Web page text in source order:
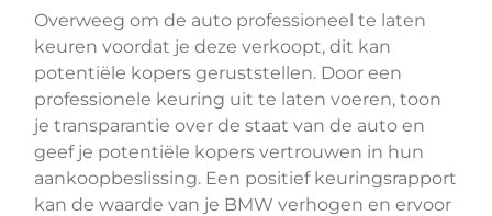
Overweeg om de auto professioneel te laten
keuren voordat je deze verkoopt, dit kan
potentiële kopers geruststellen. Door een
professionele keuring uit te laten voeren, toon
je transparantie over de staat van de auto en
geef je potentiële kopers vertrouwen in hun
aankoopbeslissing. Een positief keuringsrapport
kan de waarde van je BMW verhogen en ervoor